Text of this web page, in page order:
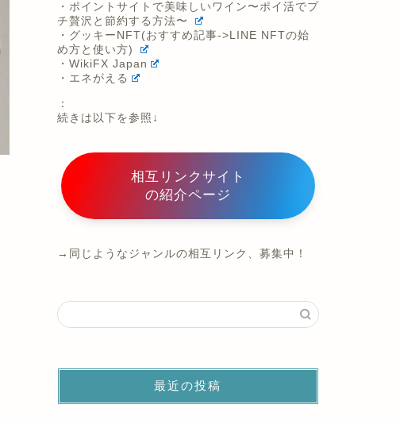
・ポイントサイトで美味しいワイン〜ポイ活でプ
チ贅沢と節約する方法〜
・グッキーNFT(おすすめ記事->LINE NFTの始
め方と使い方)
・WikiFX Japan
・エネがえる
：
続きは以下を参照↓
相互リンクサイト
の紹介ページ
→同じようなジャンルの相互リンク、募集中！
最近の投稿